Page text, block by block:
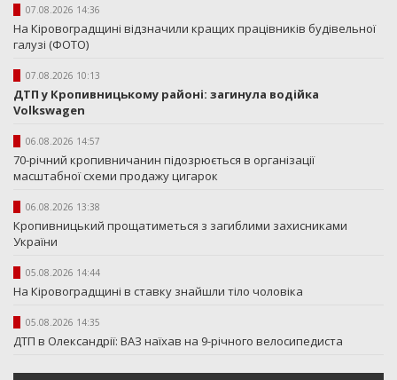
07.08.2026 14:36
На Кіровоградщині відзначили кращих працівників будівельної
галузі (ФОТО)
07.08.2026 10:13
ДТП у Кропивницькому районі: загинула водійка
Volkswagen
06.08.2026 14:57
70-річний кропивничанин підозрюється в організації
масштабної схеми продажу цигарок
06.08.2026 13:38
Кропивницький прощатиметься з загиблими захисниками
України
05.08.2026 14:44
На Кіровоградщині в ставку знайшли тіло чоловіка
05.08.2026 14:35
ДТП в Олександрії: ВАЗ наїхав на 9-річного велосипедиста